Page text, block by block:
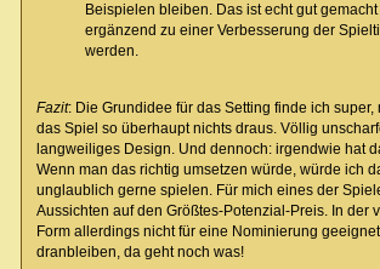
Beispielen bleiben. Das ist echt gut
ergänzend zu einer Verbesserung der
werden.
Fazit: Die Grundidee für das Setting finde ich super,
das Spiel so überhaupt nichts draus. Völlig
langweiliges Design. Und dennoch: irgendwie hat
Wenn man das richtig umsetzen würde, würde ich
unglaublich gerne spielen. Für mich eines der
Aussichten auf den Größtes-Potenzial-Preis. In der
Form allerdings nicht für eine Nominierung
dranbleiben, da geht noch was!